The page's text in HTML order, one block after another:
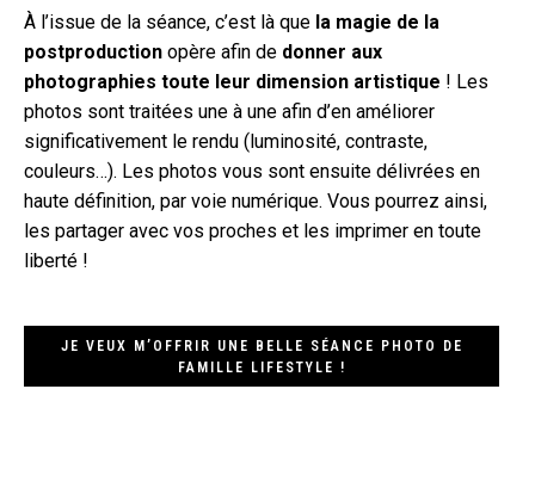
À l’issue de la séance, c’est là que la magie de la
postproduction opère afin de donner aux
photographies toute leur dimension artistique ! Les
photos sont traitées une à une afin d’en améliorer
significativement le rendu (luminosité, contraste,
couleurs…). Les photos vous sont ensuite délivrées en
haute définition, par voie numérique. Vous pourrez ainsi,
les partager avec vos proches et les imprimer en toute
liberté !
JE VEUX M’OFFRIR UNE BELLE SÉANCE PHOTO DE
FAMILLE LIFESTYLE !